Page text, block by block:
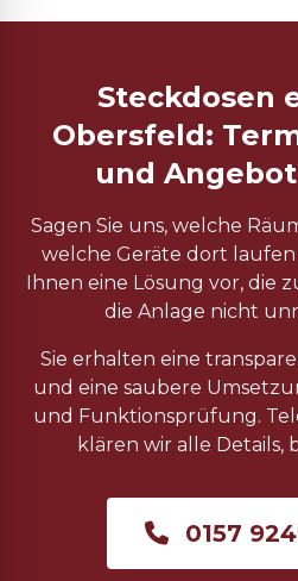
Steckdosen
Obersfeld:
und
Sagen Sie uns, welche
welche Geräte dort laufen
Ihnen eine Lösung vor, die
die Anlage nicht
Sie erhalten eine
und eine saubere
und Funktionsprüfung.
klären wir alle Details,
0157